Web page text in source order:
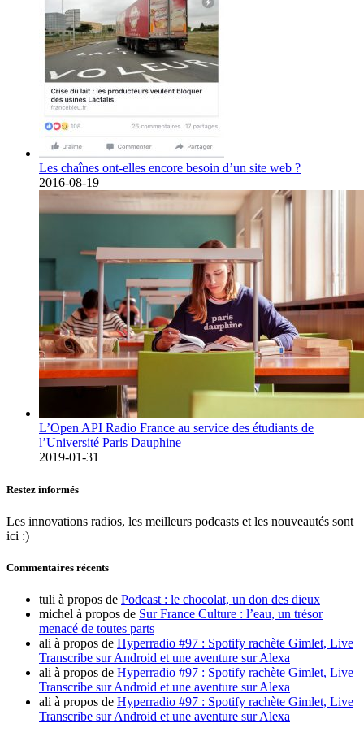
Les chaînes ont-elles encore besoin d’un site web ?
2016-08-19
L’Open API Radio France au service des étudiants de
l’Université Paris Dauphine
2019-01-31
Restez informés
Les innovations radios, les meilleurs podcasts et les nouveautés sont
ici :)
Commentaires récents
tuli à propos de Podcast : le chocolat, un don des dieux
michel à propos de Sur France Culture : l’eau, un trésor
menacé de toutes parts
ali à propos de Hyperradio #97 : Spotify rachète Gimlet, Live
Transcribe sur Android et une aventure sur Alexa
ali à propos de Hyperradio #97 : Spotify rachète Gimlet, Live
Transcribe sur Android et une aventure sur Alexa
ali à propos de Hyperradio #97 : Spotify rachète Gimlet, Live
Transcribe sur Android et une aventure sur Alexa